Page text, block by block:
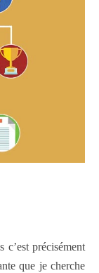
c’est précisément
que je cherche